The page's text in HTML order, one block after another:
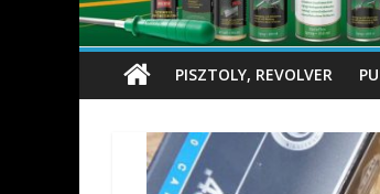
PISZTOLY, REVOLVER